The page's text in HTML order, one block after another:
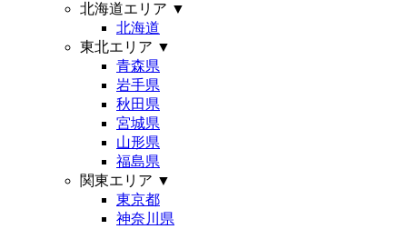
北海道エリア ▼
北海道
東北エリア ▼
青森県
岩手県
秋田県
宮城県
山形県
福島県
関東エリア ▼
東京都
神奈川県